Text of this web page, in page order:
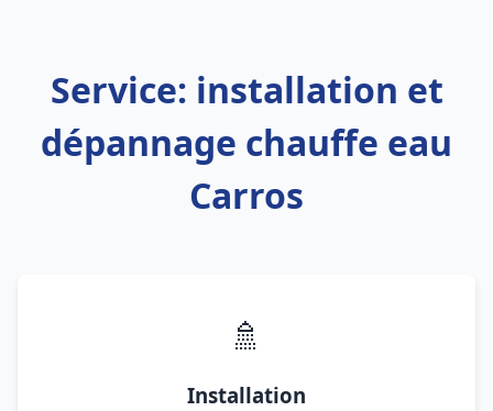
Service: installation et
dépannage chauffe eau
Carros
🚿
Installation